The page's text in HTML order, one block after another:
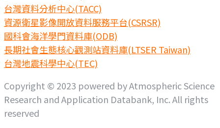
台灣資料分析中心(TACC)
資源衛星影像開放資料服務平台(CSRSR)
國科會海洋學門資料庫(ODB)
長期社會生態核心觀測站資料庫(LTSER Taiwan)
台灣地震科學中心(TEC)
Copyright © 2023 powered by Atmospheric Science
Research and Application Databank, Inc. All rights
reserved